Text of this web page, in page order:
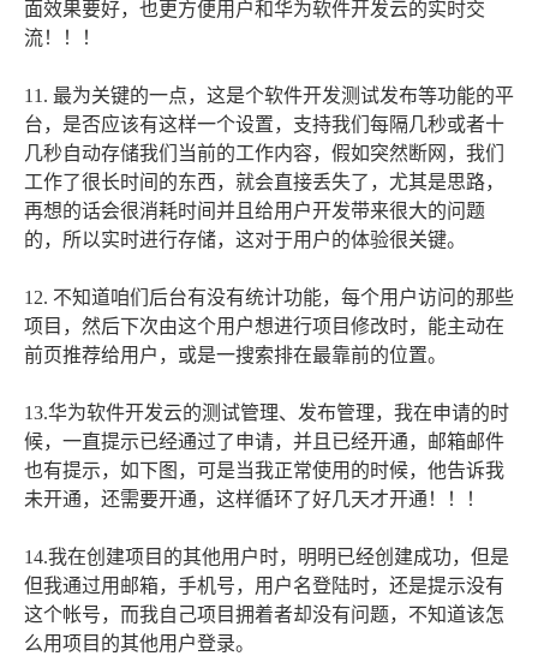
面效果要好，也更方便用户和华为软件开发云的实时交
流！！！
11. 最为关键的一点，这是个软件开发测试发布等功能的平
台，是否应该有这样一个设置，支持我们每隔几秒或者十
几秒自动存储我们当前的工作内容，假如突然断网，我们
工作了很长时间的东西，就会直接丢失了，尤其是思路，
再想的话会很消耗时间并且给用户开发带来很大的问题
的，所以实时进行存储，这对于用户的体验很关键。
12. 不知道咱们后台有没有统计功能，每个用户访问的那些
项目，然后下次由这个用户想进行项目修改时，能主动在
前页推荐给用户，或是一搜索排在最靠前的位置。
13.华为软件开发云的测试管理、发布管理，我在申请的时
候，一直提示已经通过了申请，并且已经开通，邮箱邮件
也有提示，如下图，可是当我正常使用的时候，他告诉我
未开通，还需要开通，这样循环了好几天才开通！！！
14.我在创建项目的其他用户时，明明已经创建成功，但是
但我通过用邮箱，手机号，用户名登陆时，还是提示没有
这个帐号，而我自己项目拥着者却没有问题，不知道该怎
么用项目的其他用户登录。